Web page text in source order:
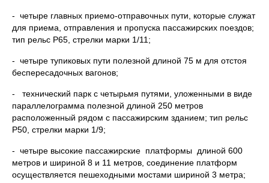
- четыре главных приемо-отправочных пути, которые служат
для приема, отправления и пропуска пассажирских поездов;
тип рельс Р65, стрелки марки 1/11;
- четыре тупиковых пути полезной длиной 75 м для отстоя
беспересадочных вагонов;
- технический парк с четырьмя путями, уложенными в виде
параллелограмма полезной длиной 250 метров
расположенный рядом с пассажирским зданием; тип рельс
Р50, стрелки марки 1/9;
- четыре высокие пассажирские платформы длиной 600
метров и шириной 8 и 11 метров, соединение платформ
осуществляется пешеходными мостами шириной 3 метра;